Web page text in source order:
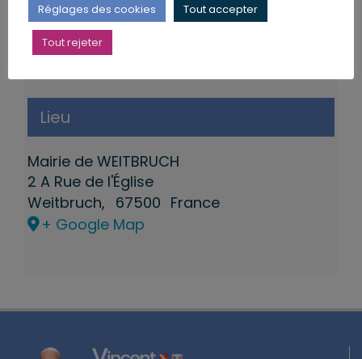
Lieu
Mairie de WEITBRUCH
2 A Rue de l'Église
Weitbruch, 67500 France
+ Google Map
Réglages des cookies Tout accepter
Tout rejeter